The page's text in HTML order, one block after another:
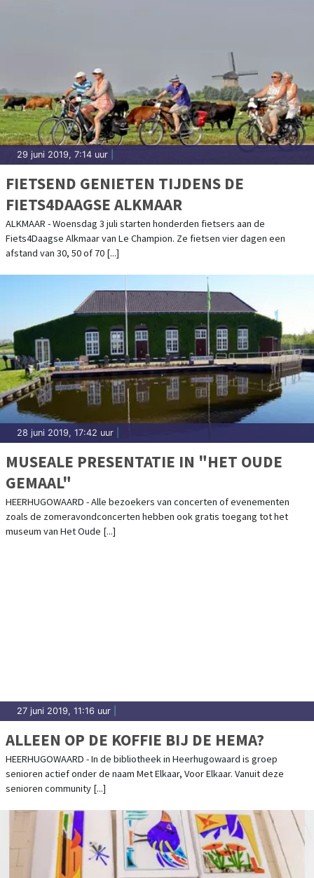
29 juni 2019, 7:14 uur
FIETSEND GENIETEN TIJDENS DE
FIETS4DAAGSE ALKMAAR
ALKMAAR - Woensdag 3 juli starten honderden fietsers aan de
Fiets4Daagse Alkmaar van Le Champion. Ze fietsen vier dagen een
afstand van 30, 50 of 70 [...]
28 juni 2019, 17:42 uur
MUSEALE PRESENTATIE IN "HET OUDE
GEMAAL"
HEERHUGOWAARD - Alle bezoekers van concerten of evenementen
zoals de zomeravondconcerten hebben ook gratis toegang tot het
museum van Het Oude [...]
27 juni 2019, 11:16 uur
ALLEEN OP DE KOFFIE BIJ DE HEMA?
HEERHUGOWAARD - In de bibliotheek in Heerhugowaard is groep
senioren actief onder de naam Met Elkaar, Voor Elkaar. Vanuit deze
senioren community [...]